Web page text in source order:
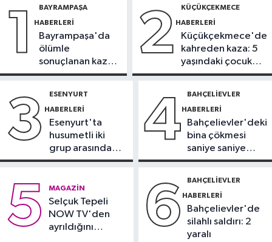
ama sınırsız değil
Güncel
Turizmde hareketlilik başladı
Kayalık bölgelerde zehirli tehlike
5 katlı bina tahliye edildi
1 BAYRAMPAŞA
HABERLERI
Bayrampaşa'da
ölümle
sonuçlanan kaza:
Sürücü
2 KÜÇÜKÇEKMECE
HABERLERI
Küçükçekmece'de
kahreden kaza: 5
yaşındaki çocuk
yoğun bakımda
3 ESENYURT
HABERLERI
Esenyurt'ta
husumetli iki
grup arasında
silahlı kavga
4 BAHÇELIEVLER
HABERLERI
Bahçelievler'deki
bina çökmesi
saniye saniye
görüntülendi
5 MAGAZIN
Selçuk Tepeli
NOW TV'den
ayrıldığını
6 BAHÇELIEVLER
HABERLERI
Bahçelievler'de
silahlı saldırı: 2
yaralı